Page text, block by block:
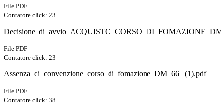
File PDF
Contatore click: 23
File PDF
Contatore click: 23
Assenza_di_convenzione_corso_di_fomazione_DM_66_ (1).pdf
File PDF
Contatore click: 38